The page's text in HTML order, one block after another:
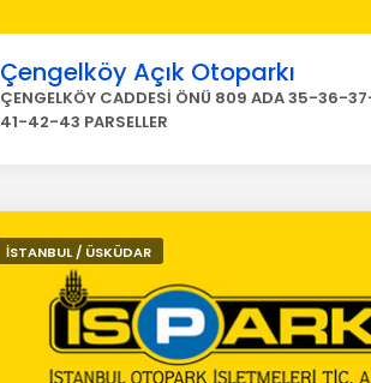
Çengelköy Açık Otoparkı
ÇENGELKÖY CADDESİ ÖNÜ 809 ADA 35-36-
41-42-43 PARSELLER
İSTANBUL / ÜSKÜDAR